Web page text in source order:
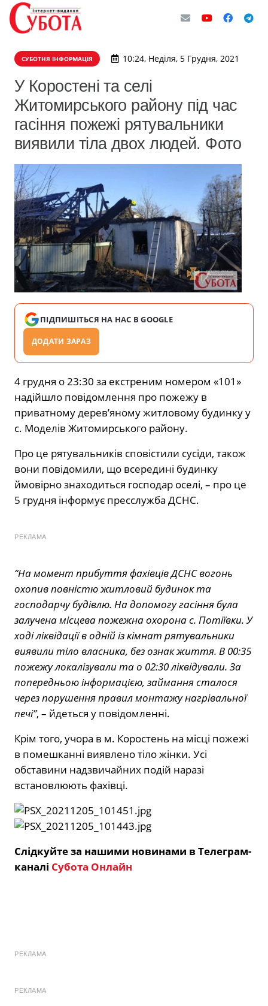
СУБОТНЯ ІНФОРМАЦІЯ 10:24, Неділя, 5 Грудня, 2021
У Коростені та селі
Житомирського району під час
гасіння пожежі рятувальники
виявили тіла двох людей. Фото
ПІДПИШІТЬСЯ НА НАС В GOOGLE
ДОДАТИ ЗАРАЗ
4 грудня о 23:30 за екстреним номером «101»
надійшло повідомлення про пожежу в
приватному дерев’яному житловому будинку у
с. Моделів Житомирського району.
Про це рятувальників сповістили сусіди, також
вони повідомили, що всередині будинку
ймовірно знаходиться господар оселі, – про це
5 грудня інформує пресслужба ДСНС.
РЕКЛАМА
“На момент прибуття фахівців ДСНС вогонь
охопив повністю житловий будинок та
господарчу будівлю. На допомогу гасіння була
залучена місцева пожежна охорона с. Потіївки. У
ході ліквідації в одній із кімнат рятувальники
виявили тіло власника, без ознак життя. В 00:35
пожежу локалізували та о 02:30 ліквідували. За
попередньою інформацією, займання сталося
через порушення правил монтажу нагрівальної
печі”, – йдеться у повідомленні.
Крім того, учора в м. Коростень на місці пожежі
в помешканні виявлено тіло жінки. Усі
обставини надзвичайних подій наразі
встановлюють фахівці.
Слідкуйте за нашими новинами в Телеграм-
каналі Субота Онлайн
РЕКЛАМА
РЕКЛАМА